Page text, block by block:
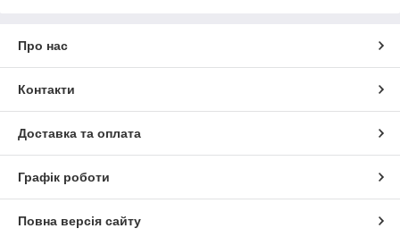
Про нас
Контакти
Доставка та оплата
Графік роботи
Повна версія сайту